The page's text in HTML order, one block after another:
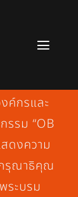
ค์กรและ
รม “OB
ดงความ
รุณาธิคุณ
ระบรม